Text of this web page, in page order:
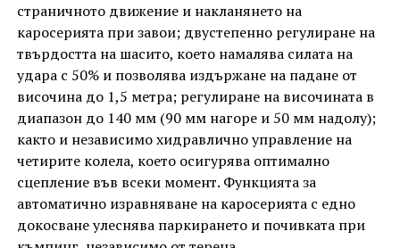
страничното движение и накланянето на
каросерията при завои; двустепенно регулиране на
твърдостта на шасито, което намалява силата на
удара с 50% и позволява издържане на падане от
височина до 1,5 метра; регулиране на височината в
диапазон до 140 мм (90 мм нагоре и 50 мм надолу);
както и независимо хидравлично управление на
четирите колела, което осигурява оптимално
сцепление във всеки момент. Функцията за
автоматично изравняване на каросерията с едно
докосване улеснява паркирането и почивката при